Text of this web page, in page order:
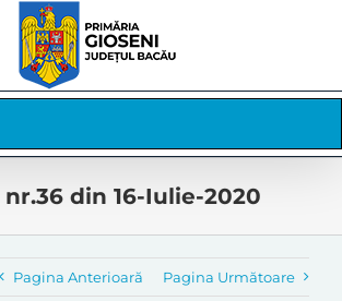
din 16-Iulie-2020
Pagina Anterioară Pagina Următoare